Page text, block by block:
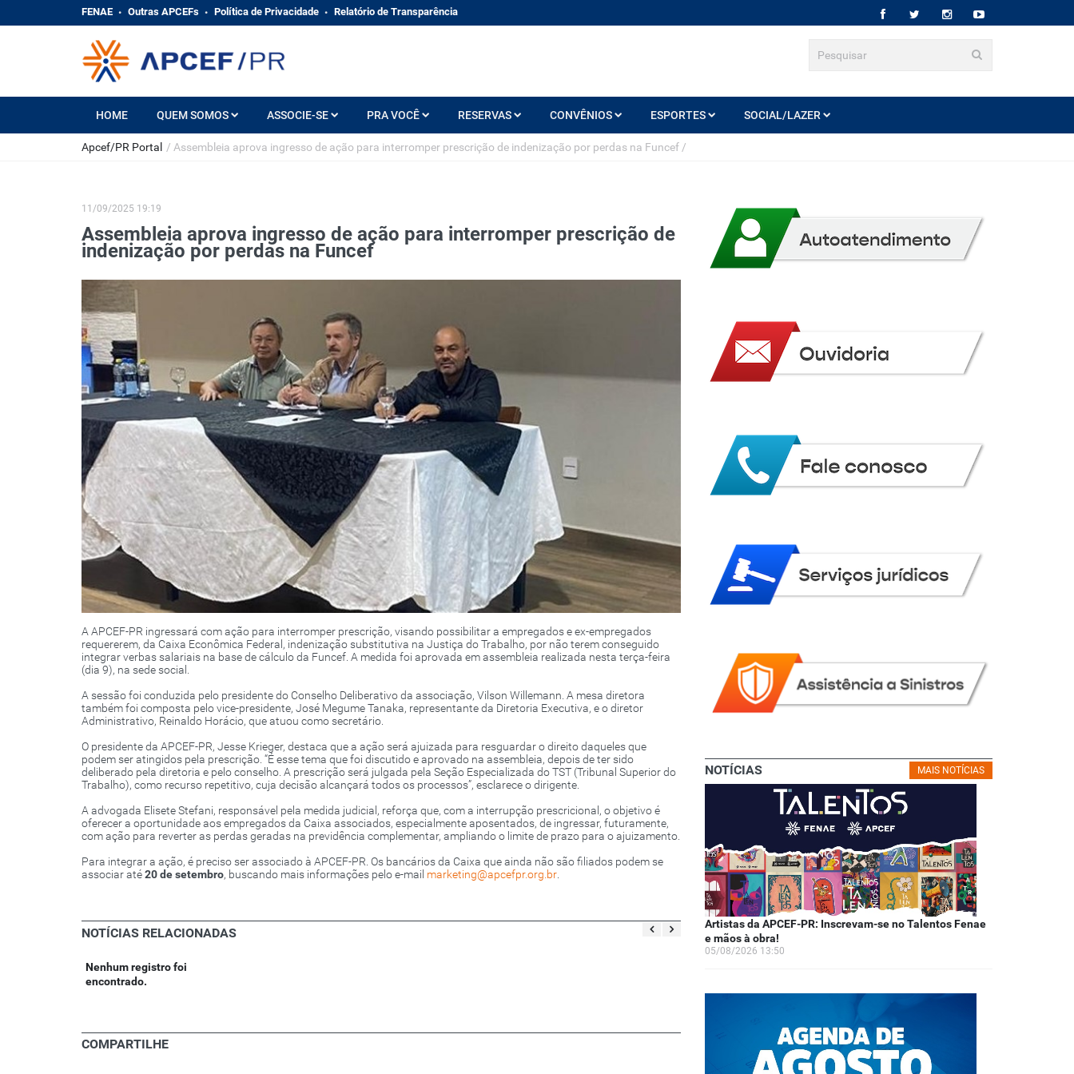
FENAE Outras APCEFs Política de Privacidade Relatório de Transparência
HOME QUEM SOMOS ASSOCIE-SE PRA VOCÊ RESERVAS CONVÊNIOS ESPORTES SOCIAL/LAZER
Apcef/PR Portal / Assembleia aprova ingresso de ação para interromper prescrição de indenização por perdas na Funcef /
11/09/2025 19:19
Assembleia aprova ingresso de ação para interromper prescrição de
indenização por perdas na Funcef
A APCEF-PR ingressará com ação para interromper prescrição, visando possibilitar a empregados e ex-empregados
requererem, da Caixa Econômica Federal, indenização substitutiva na Justiça do Trabalho, por não terem conseguido
integrar verbas salariais na base de cálculo da Funcef. A medida foi aprovada em assembleia realizada nesta terça-feira
(dia 9), na sede social.
A sessão foi conduzida pelo presidente do Conselho Deliberativo da associação, Vilson Willemann. A mesa diretora
também foi composta pelo vice-presidente, José Megume Tanaka, representante da Diretoria Executiva, e o diretor
Administrativo, Reinaldo Horácio, que atuou como secretário.
O presidente da APCEF-PR, Jesse Krieger, destaca que a ação será ajuizada para resguardar o direito daqueles que
podem ser atingidos pela prescrição. “É esse tema que foi discutido e aprovado na assembleia, depois de ter sido
deliberado pela diretoria e pelo conselho. A prescrição será julgada pela Seção Especializada do TST (Tribunal Superior do
Trabalho), como recurso repetitivo, cuja decisão alcançará todos os processos”, esclarece o dirigente.
A advogada Elisete Stefani, responsável pela medida judicial, reforça que, com a interrupção prescricional, o objetivo é
oferecer a oportunidade aos empregados da Caixa associados, especialmente aposentados, de ingressar, futuramente,
com ação para reverter as perdas geradas na previdência complementar, ampliando o limite de prazo para o ajuizamento.
Para integrar a ação, é preciso ser associado à APCEF-PR. Os bancários da Caixa que ainda não são filiados podem se
associar até20 de setembro, buscando mais informações pelo e-mail marketing@apcefpr.org.br.
NOTÍCIAS RELACIONADAS
Nenhum registro foi
encontrado.
COMPARTILHE
MAIS NOTÍCIAS
NOTÍCIAS
Artistas da APCEF-PR: Inscrevam-se no Talentos Fenae
e mãos à obra!
05/08/2026 13:50